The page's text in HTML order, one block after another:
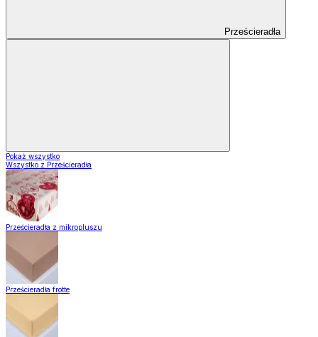
Prześcieradła
Pokaż wszystko
Wszystko z Prześcieradła
Prześcieradła z mikropluszu
Prześcieradła frotte